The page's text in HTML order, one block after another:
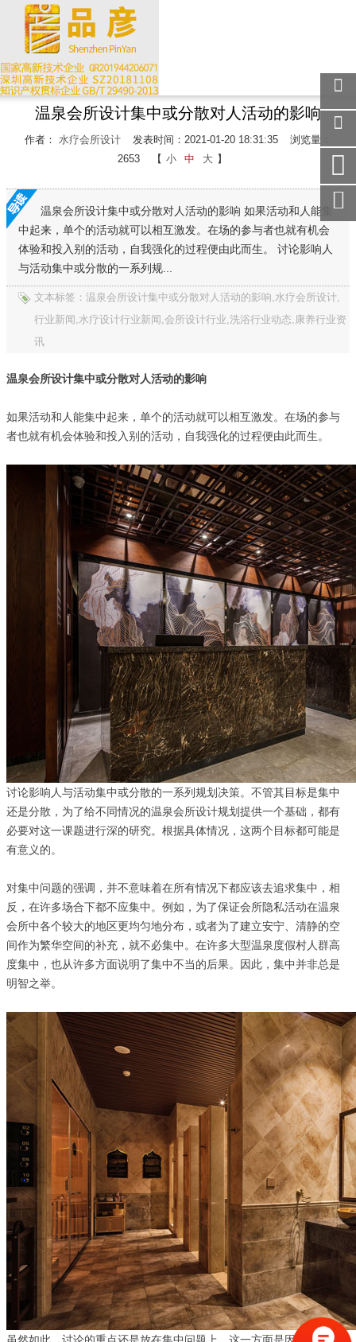
温泉会所设计集中或分散对人活动的影响
作者： 水疗会所设计 发表时间：2021-01-20 18:31:35
浏览量：
2653
【 小 中 大 】
温泉会所设计集中或分散对人活动的影响 如果活动和人能集
中起来，单个的活动就可以相互激发。在场的参与者也就有机会
体验和投入别的活动，自我强化的过程便由此而生。 讨论影响人
与活动集中或分散的一系列规...
文本标签：温泉会所设计集中或分散对人活动的影响,水疗会所设计,
行业新闻,水疗设计行业新闻,会所设计行业,洗浴行业动态,康养行业资
讯
温泉会所设计集中或分散对人活动的影响
如果活动和人能集中起来，单个的活动就可以相互激发。在场的参与
者也就有机会体验和投入别的活动，自我强化的过程便由此而生。
讨论影响人与活动集中或分散的一系列规划决策。不管其目标是集中
还是分散，为了给不同情况的温泉会所设计规划提供一个基础，都有
必要对这一课题进行深的研究。根据具体情况，这两个目标都可能是
有意义的。
对集中问题的强调，并不意味着在所有情况下都应该去追求集中，相
反，在许多场合下都不应集中。例如，为了保证会所隐私活动在温泉
会所中各个较大的地区更均匀地分布，或者为了建立安宁、清静的空
间作为繁华空间的补充，就不必集中。在许多大型温泉度假村人群高
度集中，也从许多方面说明了集中不当的后果。因此，集中并非总是
明智之举。
关注
微信
在线
手机
访问
服务
热线